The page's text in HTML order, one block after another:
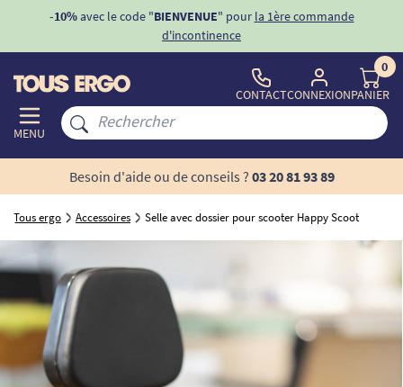
-10%avec le code "BIENVENUE" pour la 1ère commande
d'incontinence
MENU
CONTACTCONNEXION
0
PANIER
Besoin d'aide ou de conseils ? 03 20 81 93 89
Tous ergo Accessoires Selle avec dossier pour scooter Happy Scoot